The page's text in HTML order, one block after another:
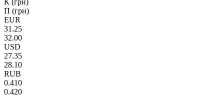
П (грн)
EUR
31.25
32.00
USD
27.35
28.10
RUB
0.410
0.420